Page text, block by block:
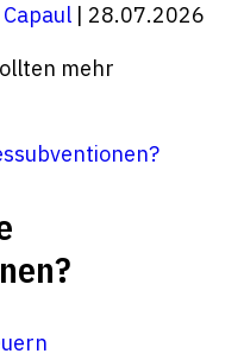
| 28.07.2026